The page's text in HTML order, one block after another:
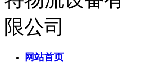
网站首页